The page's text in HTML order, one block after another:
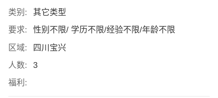
类别:
其它类型
要求:
性别不限/ 学历不限/经验不限/年龄不限
区域:
四川宝兴
人数:
3
福利: